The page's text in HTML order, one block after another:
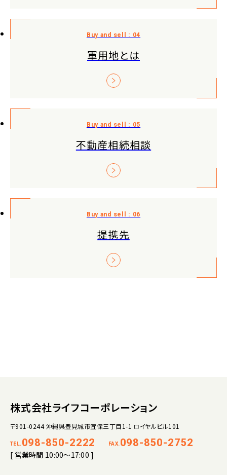
軍用地とは
不動産相続相談
提携先
株式会社ライフコーポレーション
〒901-0244 沖縄県豊見城市宜保三丁目1-1 ロイヤルビル101
TEL. 098-850-2222 FAX. 098-850-2752
[ 営業時間 10:00～17:00 ]